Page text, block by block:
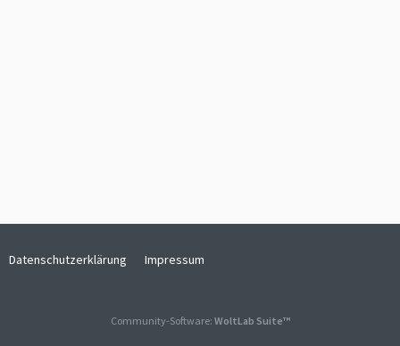
Datenschutzerklärung Impressum
Community-Software: WoltLab Suite™